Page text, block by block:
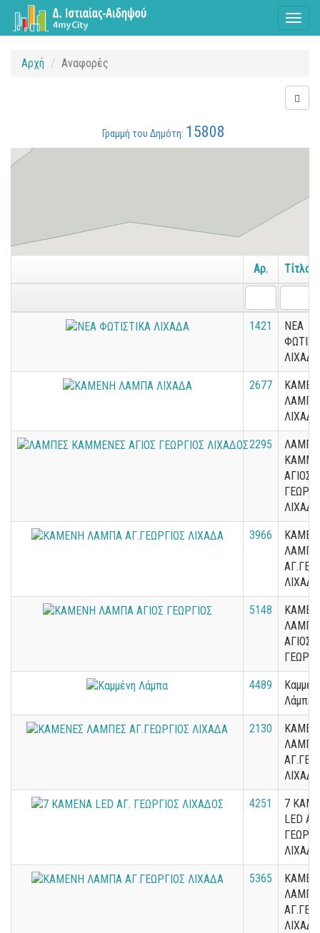
Αρχή Αναφορές
Γραμμή του Δημότη: 15808
Αρ. Τίτλος
1421
ΝΕΑ
ΛΙΧΑΔΑ
2677
ΛΑΜΠΑ
ΛΙΧΑΔΑ
2295
ΑΓΙΟΣ
3966
ΛΑΜΠΑ
ΛΙΧΑΔΑ
5148
ΛΑΜΠΑ
ΑΓΙΟΣ
4489
Λάμπα
2130
ΛΙΧΑΔΑ
4251
7
LED ΑΓ.
5365
ΛΑΜΠΑ
ΛΙΧΑΔΑ